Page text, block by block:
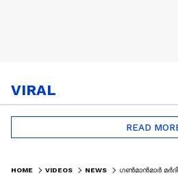
VIRAL
READ
HOME VIDEOS NEWS